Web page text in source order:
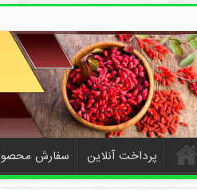
پرداخت آنلاین سفارش